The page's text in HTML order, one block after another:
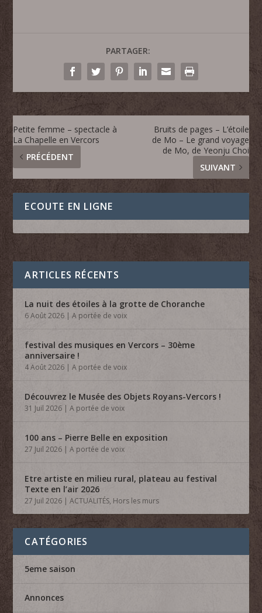
PARTAGER:
Petite femme – spectacle à
La Chapelle en Vercors
PRÉCÉDENT
Bruits de pages – L’étoile
de Mo – Le grand voyage
de Mo, de Yeonju Choi
SUIVANT
ECOUTE EN LIGNE
ARTICLES RÉCENTS
La nuit des étoiles à la grotte de Choranche
6 Août 2026 |A portée de voix
festival des musiques en Vercors – 30ème
anniversaire !
4 Août 2026 |A portée de voix
Découvrez le Musée des Objets Royans-Vercors !
31 Juil 2026 |A portée de voix
100 ans – Pierre Belle en exposition
27 Juil 2026 |A portée de voix
Etre artiste en milieu rural, plateau au festival
Texte en l’air 2026
27 Juil 2026 |ACTUALITÉS, Hors les murs
CATÉGORIES
5eme saison
Annonces